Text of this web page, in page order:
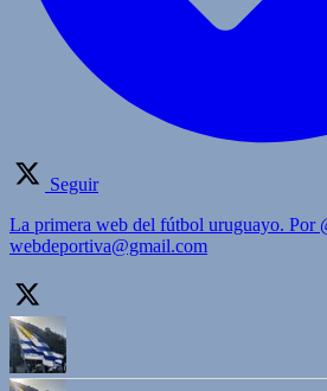
Seguir
La primera web del fútbol uruguayo. Por
webdeportiva@gmail.com